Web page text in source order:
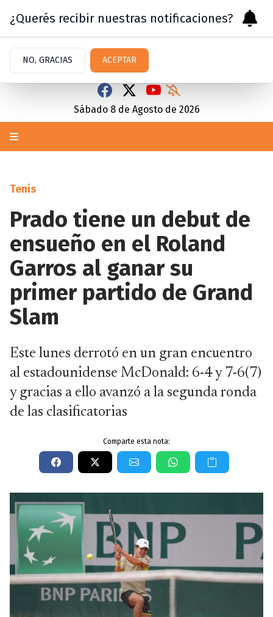
Sábado 8 de Agosto de 2026
Tenis
Prado tiene un debut de
ensueño en el Roland
Garros al ganar su
primer partido de Grand
Slam
Este lunes derrotó en un gran encuentro
al estadounidense McDonald: 6-4 y 7-6(7)
y gracias a ello avanzó a la segunda ronda
de las clasificatorias
Comparte esta nota:
¿Querés recibir nuestras notificaciones?
NO, GRACIAS ACEPTAR